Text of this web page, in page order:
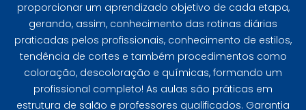
proporcionar um aprendizado objetivo de cada etapa,
gerando, assim, conhecimento das rotinas diárias
praticadas pelos profissionais, conhecimento de estilos,
tendência de cortes e também procedimentos como
coloração, descoloração e químicas, formando um
profissional completo! As aulas são práticas em
estrutura de salão e professores qualificados. Garantia